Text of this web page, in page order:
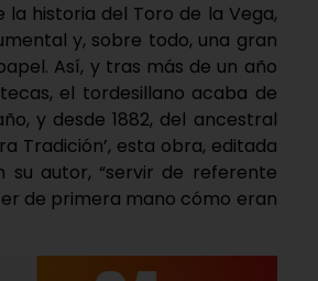
historia del Toro de la Vega,
y, sobre todo, una gran
Así, y tras más de un año
el tordesillano acaba de
y desde 1882, del ancestral
Tradición’, esta obra, editada
su autor, “servir de referente
de primera mano cómo eran